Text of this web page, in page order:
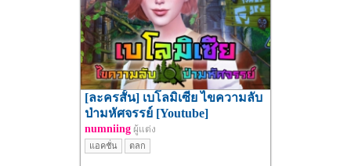
[ละครสั้น] เบโลมิเซีย ไขความลับ
ป่ามหัศจรรย์ [Youtube]
numniing ผู้แต่ง
แอคชั่น ตลก